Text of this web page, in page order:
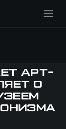
АРТ-
О